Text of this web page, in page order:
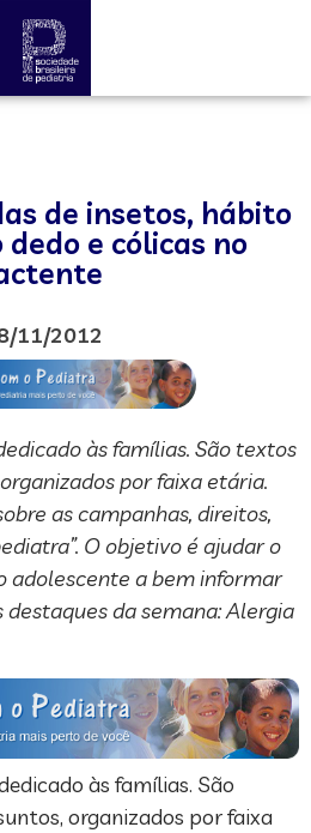
de insetos, hábito
e cólicas no
11/2012
às famílias. São textos
por faixa etária.
as campanhas, direitos,
O objetivo é ajudar o
adolescente a bem informar
destaques da semana: Alergia
às famílias. São
organizados por faixa